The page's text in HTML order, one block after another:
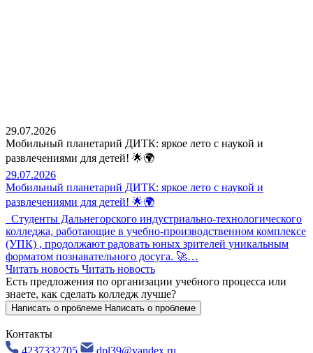
29.07.2026
Мобильный планетарий ДИТК: яркое лето с наукой и
развлечениями для детей! 🌟🌍
29.07.2026
Мобильный планетарий ДИТК: яркое лето с наукой и
развлечениями для детей! 🌟🌍
Студенты Дальнегорского индустриально-технологического
колледжа, работающие в учебно-производственном комплексе
(УПК) , продолжают радовать юных зрителей уникальным
форматом познавательного досуга. 🚀…
Читать новость Читать новость
Есть предложения по организации учебного процесса или
знаете, как сделать колледж лучше?
Написать о проблеме Написать о проблеме
Контакты
4237332705
dpl39@yandex.ru